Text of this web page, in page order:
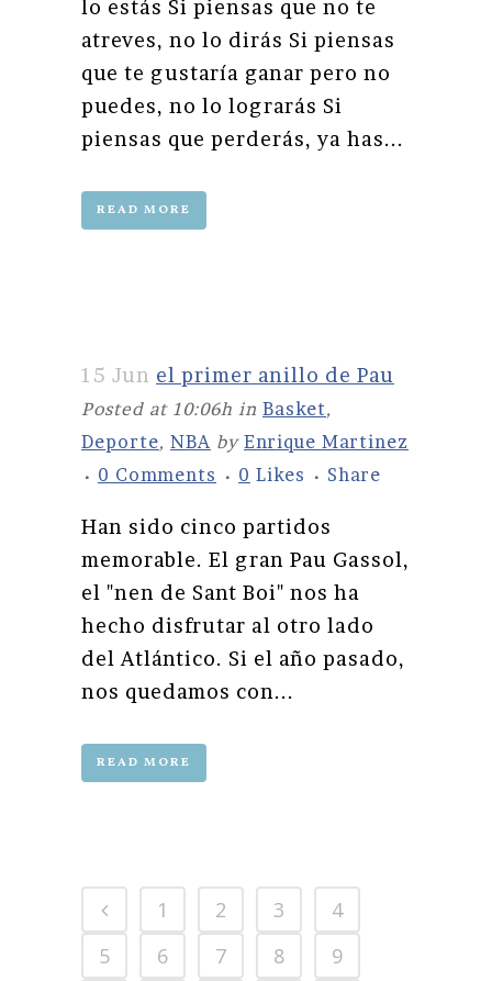
lo estás Si piensas que no te
atreves, no lo dirás Si piensas
que te gustaría ganar pero no
puedes, no lo lograrás Si
piensas que perderás, ya has...
READ MORE
15 Jun el primer anillo de Pau
Posted at 10:06h in Basket,
Deporte, NBA by Enrique Martinez
0 Comments
0 Likes Share
Han sido cinco partidos
memorable. El gran Pau Gassol,
el "nen de Sant Boi" nos ha
hecho disfrutar al otro lado
del Atlántico. Si el año pasado,
nos quedamos con...
READ MORE
1 2 3
4
5
6 7 8 9